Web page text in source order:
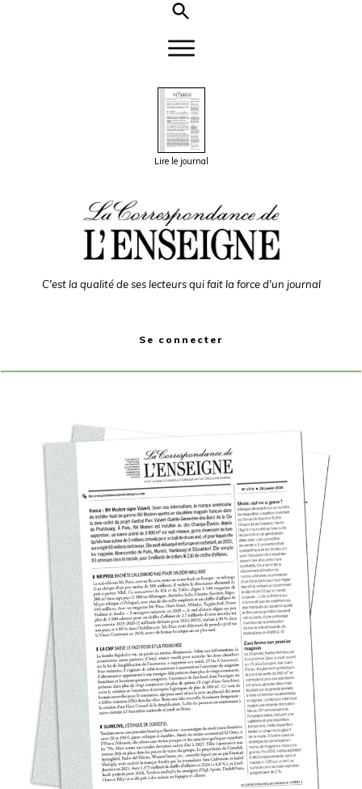
Lire le journal
C'est la qualité de ses lecteurs qui fait la force d'un journal
Se connecter